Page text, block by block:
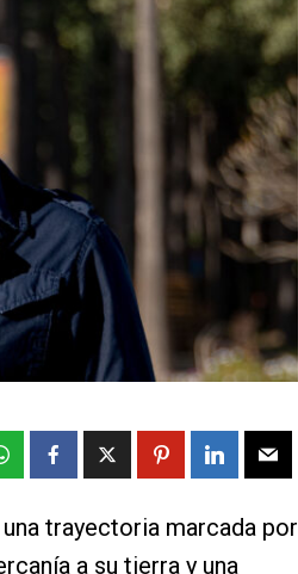
trayectoria marcada por
a su tierra y una